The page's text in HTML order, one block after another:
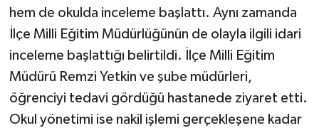
hem de okulda inceleme başlattı. Aynı zamanda
İlçe Milli Eğitim Müdürlüğünün de olayla ilgili idari
inceleme başlattığı belirtildi. İlçe Milli Eğitim
Müdürü Remzi Yetkin ve şube müdürleri,
öğrenciyi tedavi gördüğü hastanede ziyaret etti.
Okul yönetimi ise nakil işlemi gerçekleşene kadar